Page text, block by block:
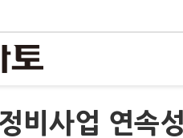
비사업 연속